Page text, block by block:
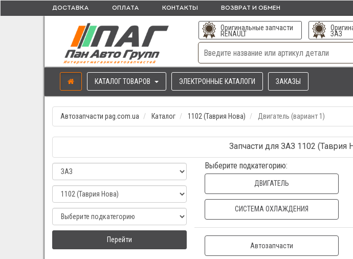
ДОСТАВКА ОПЛАТА КОНТАКТЫ ВОЗВРАТ И ОБМЕН
Оригинальные запчасти
RENAULT ЗАЗ
КАТАЛОГ ТОВАРОВ ЭЛЕКТРОННЫЕ КАТАЛОГИ ЗАКАЗЫ
Автозапчасти pag.com.ua Каталог 1102 (Таврия Нова) Двигатель (вариант 1)
Запчасти для ЗАЗ 1102 (Таврия
Перейти
Выберите подкатегорию:
ДВИГАТЕЛЬ
СИСТЕМА ОХЛАЖДЕНИЯ
Автозапчасти